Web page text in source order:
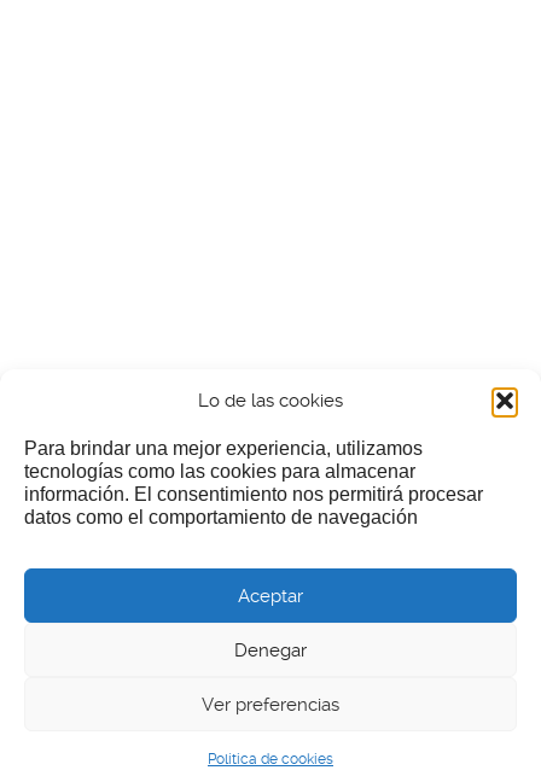
Lo de las cookies
Para brindar una mejor experiencia, utilizamos
tecnologías como las cookies para almacenar
información. El consentimiento nos permitirá procesar
datos como el comportamiento de navegación
Aceptar
Denegar
Ver preferencias
Política de cookies
¿Nos invitas a un cafecillo?
Si te gusta nuestra web puedes echar limosna a estos